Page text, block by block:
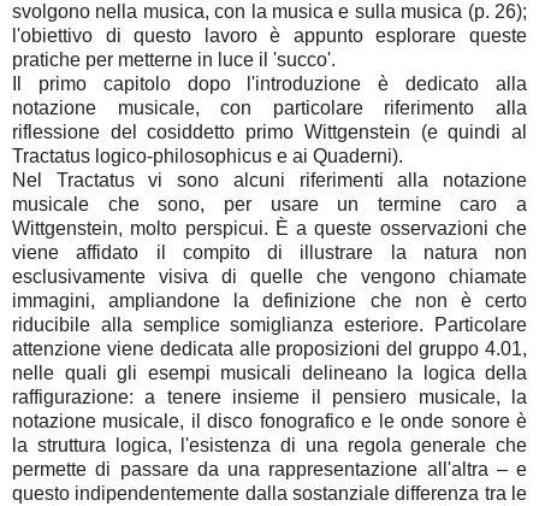
svolgono nella musica, con la musica e sulla musica (p. 26);
l'obiettivo di questo lavoro è appunto esplorare queste
pratiche per metterne in luce il 'succo'.
Il primo capitolo dopo l'introduzione è dedicato alla
notazione musicale, con particolare riferimento alla
riflessione del cosiddetto primo Wittgenstein (e quindi al
Tractatus logico-philosophicus e ai Quaderni).
Nel Tractatus vi sono alcuni riferimenti alla notazione
musicale che sono, per usare un termine caro a
Wittgenstein, molto perspicui. È a queste osservazioni che
viene affidato il compito di illustrare la natura non
esclusivamente visiva di quelle che vengono chiamate
immagini, ampliandone la definizione che non è certo
riducibile alla semplice somiglianza esteriore. Particolare
attenzione viene dedicata alle proposizioni del gruppo 4.01,
nelle quali gli esempi musicali delineano la logica della
raffigurazione: a tenere insieme il pensiero musicale, la
notazione musicale, il disco fonografico e le onde sonore è
la struttura logica, l'esistenza di una regola generale che
permette di passare da una rappresentazione all'altra – e
questo indipendentemente dalla sostanziale differenza tra le